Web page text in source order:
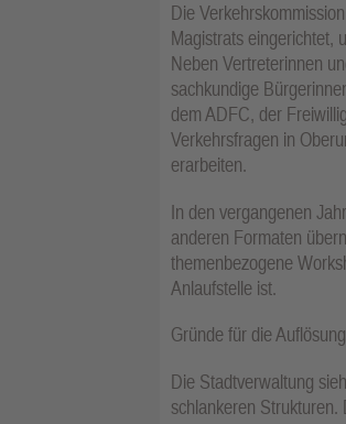
Die
Magistrats eingerichtet,
Neben Vertreterinnen
sachkundige
dem ADFC, der
Verkehrsfragen in
erarbeiten.
In den vergangenen
anderen Formaten
themenbezogene
Anlaufstelle ist.
Gründe für die Auflösung
Die Stadtverwaltung
schlankeren